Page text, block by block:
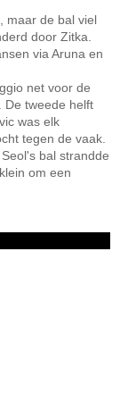
maar de bal viel
door Zitka.
via Aruna en
net voor de
De tweede helft
was elk
tegen de vaak.
bal strandde
om een